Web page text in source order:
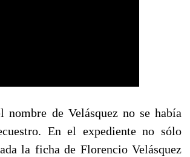
nombre de Velásquez no se había
En el expediente no sólo
la ficha de Florencio Velásquez